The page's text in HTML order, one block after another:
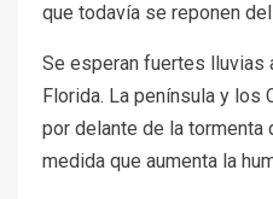
que todavía se reponen
Se esperan fuertes lluvias
Florida. La península y los
por delante de la tormenta
medida que aumenta la